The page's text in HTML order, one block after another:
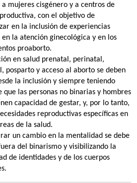
mujeres cisgénero y a centros de
con el objetivo de
en la inclusión de experiencias
en la atención ginecológica y en los
proaborto.
en salud prenatal, perinatal,
posparto y acceso al aborto se deben
la inclusión y siempre teniendo
que las personas no binarias y hombres
capacidad de gestar, y, por lo tanto,
reproductivas específicas en
de la salud.
un cambio en la mentalidad se debe
del binarismo y visibilizando la
de identidades y de los cuerpos